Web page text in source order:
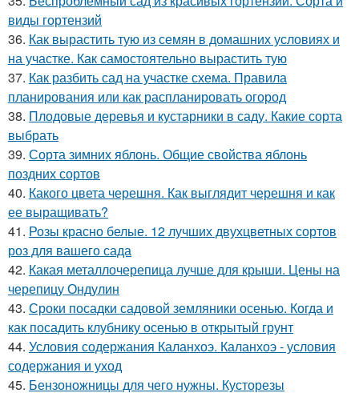
виды гортензий
36. Как вырастить тую из семян в домашних условиях и
на участке. Как самостоятельно вырастить тую
37. Как разбить сад на участке схема. Правила
планирования или как распланировать огород
38. Плодовые деревья и кустарники в саду. Какие сорта
выбрать
39. Сорта зимних яблонь. Общие свойства яблонь
поздних сортов
40. Какого цвета черешня. Как выглядит черешня и как
ее выращивать?
41. Розы красно белые. 12 лучших двухцветных сортов
роз для вашего сада
42. Какая металлочерепица лучше для крыши. Цены на
черепицу Ондулин
43. Сроки посадки садовой земляники осенью. Когда и
как посадить клубнику осенью в открытый грунт
44. Условия содержания Каланхоэ. Каланхоэ - условия
содержания и уход
45. Бензоножницы для чего нужны. Кусторезы